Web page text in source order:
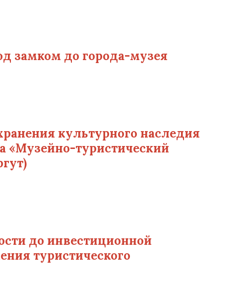
замком до города-музея
культурного наследия
«Музейно-туристический
до инвестиционной
туристического